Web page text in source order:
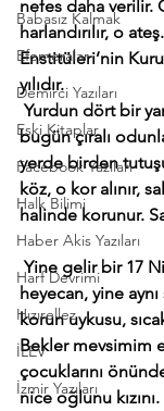
Babasız Kalmak
Efemeralar
Demirci Yazıları
Eski Kitaplar
Facebook Yazıları
Halk Bilimi
Haber Akis Yazıları
Harf Devrimi
Hızırellez
İLEV
İzmir Yazıları
nefes daha verilir.
harlandırılır, o
Enstitüleri’nin
yılıdır.
Yurdun dört bir yanındaki bu  Ocaklara
bugün çıralı
yerde birden
köz, o kor alınır,
halinde korunur.
Yine gelir bir 17
heyecan, yine
korun uykusu,
Bekler mevsimim
çocuklarını
nice oğlunu